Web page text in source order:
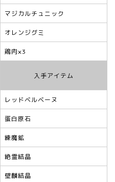
マジカルチュニック
オレンジグミ
鶏肉×3
入手アイテム
レッドベルベーヌ
蛋白原石
練魔鉱
絶霊結晶
壁麟結晶